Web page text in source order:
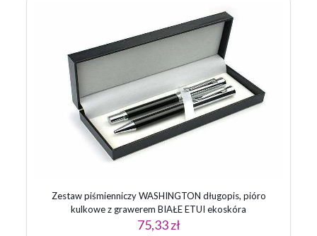
Zestaw piśmienniczy WASHINGTON długopis, pióro
kulkowe z grawerem BIAŁE ETUI ekoskóra
75,33zł